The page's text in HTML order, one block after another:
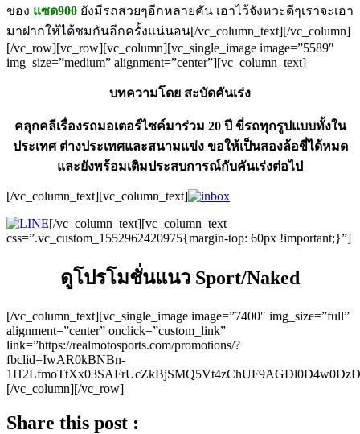
ของ แซด900 ยังมีรถสวยๆอีกหลายคัน เอาไว้จังหวะดีๆเราจะเอา
มาฝากให้ได้ชมกันอีกครั้งแน่นอน[/vc_column_text][/vc_column]
[/vc_row][vc_row][vc_column][vc_single_image image=”5589″
img_size=”medium” alignment=”center”][vc_column_text]
บทความโดย สะบัดคันเร่ง
คลุกคลีเรื่องรถมอเตอร์ไซค์มาร่วม 20 ปี ขี่รถทุกรูปแบบทั้งใน
ประเทศ ต่างประเทศและสนามแข่ง ขอให้เป็นสองล้อขี่ได้หมด
และยังพร้อมเติมประสบการณ์กับคันเร่งต่อไป
[/vc_column_text][vc_column_text]
[/vc_column_text][vc_column_text
css=”.vc_custom_1552962420975{margin-top: 60px !important;}”]
ดูโปรโมชั่นแนว Sport/Naked
[/vc_column_text][vc_single_image image=”7400″ img_size=”full”
alignment=”center” onclick=”custom_link”
link=”https://realmotosports.com/promotions/?
fbclid=IwAR0kBNBn-
[/vc_column][/vc_row]
Share this post :